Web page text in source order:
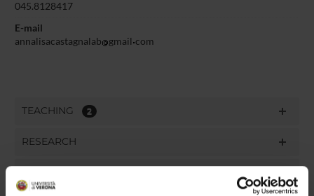
045.8128417
E-mail
annalisacastagnalab
gmail com
TEACHING 2
RESEARCH